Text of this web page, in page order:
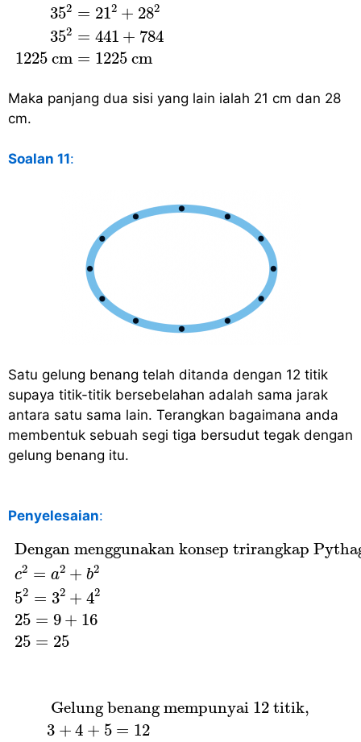
352 = 212 + 282
352 = 441 + 784
1225 cm = 1225 cm
Maka panjang dua sisi yang lain ialah 21 cm dan 28
cm.
Soalan 11:
Satu gelung benang telah ditanda dengan 12 titik
supaya titik-titik bersebelahan adalah sama jarak
antara satu sama lain. Terangkan bagaimana anda
membentuk sebuah segi tiga bersudut tegak dengan
gelung benang itu.
Penyelesaian:
Dengan menggunakan konsep trirangkap
c2 = a2 + b2
52 = 32 + 42
25 = 9 + 16
25 = 25
Dengan menggunakan konsep trirangkap
Gelung benang mempunyai 12 titik,
3 + 4 + 5 = 12
Gelung benang mempunyai 12 titik,